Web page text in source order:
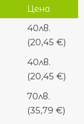
Цена
40лв.
(20,45 €)
40лв.
(20,45 €)
70лв.
(35,79 €)